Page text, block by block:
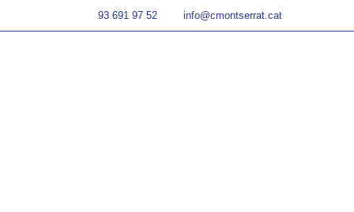
93 691 97 52 info@cmontserrat.cat